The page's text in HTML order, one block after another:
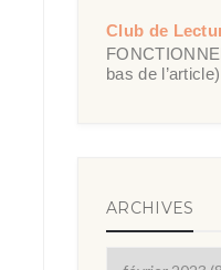
Club de
bas de
ARCHIVES